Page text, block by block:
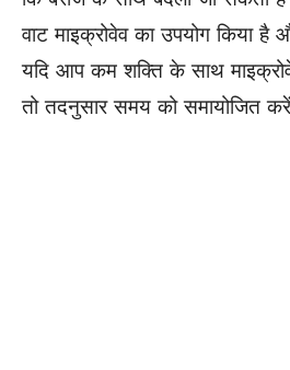
वाट माइक्रोवेव का उपयोग किया है
यदि आप कम शक्ति के साथ
तो तदनुसार समय को समायोजित